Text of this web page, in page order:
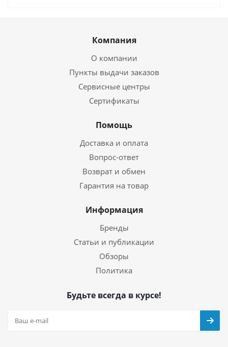
Компания
О компании
Пункты выдачи заказов
Сервисные центры
Сертификаты
Помощь
Доставка и оплата
Вопрос-ответ
Возврат и обмен
Гарантия на товар
Информация
Бренды
Статьи и публикации
Обзоры
Политика
Будьте всегда в курсе!